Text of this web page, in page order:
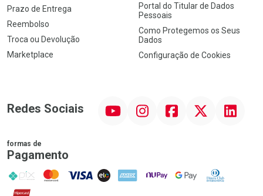
Prazo de Entrega
Reembolso
Troca ou Devolução
Marketplace
Portal do Titular de Dados
Pessoais
Como Protegemos os Seus
Dados
Configuração de Cookies
Redes Sociais InstagramFacebook Linkedin
formas de
Pagamento
PIX MasterCard
VISA ELO AMEX NuPay Google PayDiners Club
Hipercard